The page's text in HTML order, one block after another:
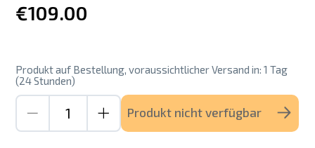
€109.00
Produkt auf Bestellung, voraussichtlicher Versand in: 1 Tag
(24 Stunden)
Produkt nicht verfügbar